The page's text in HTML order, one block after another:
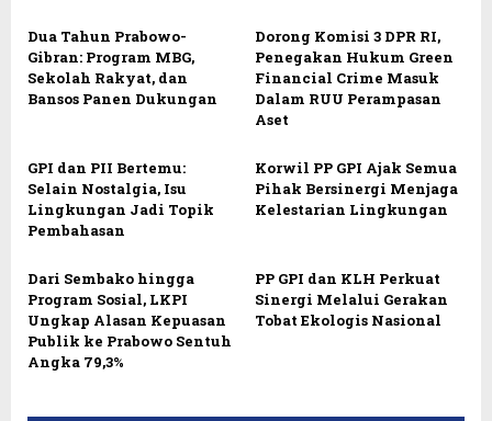
Dua Tahun Prabowo-
Gibran: Program MBG,
Sekolah Rakyat, dan
Bansos Panen Dukungan
Dorong Komisi 3 DPR RI,
Penegakan Hukum Green
Financial Crime Masuk
Dalam RUU Perampasan
Aset
GPI dan PII Bertemu:
Selain Nostalgia, Isu
Lingkungan Jadi Topik
Pembahasan
Korwil PP GPI Ajak Semua
Pihak Bersinergi Menjaga
Kelestarian Lingkungan
Dari Sembako hingga
Program Sosial, LKPI
Ungkap Alasan Kepuasan
Publik ke Prabowo Sentuh
Angka 79,3%
PP GPI dan KLH Perkuat
Sinergi Melalui Gerakan
Tobat Ekologis Nasional